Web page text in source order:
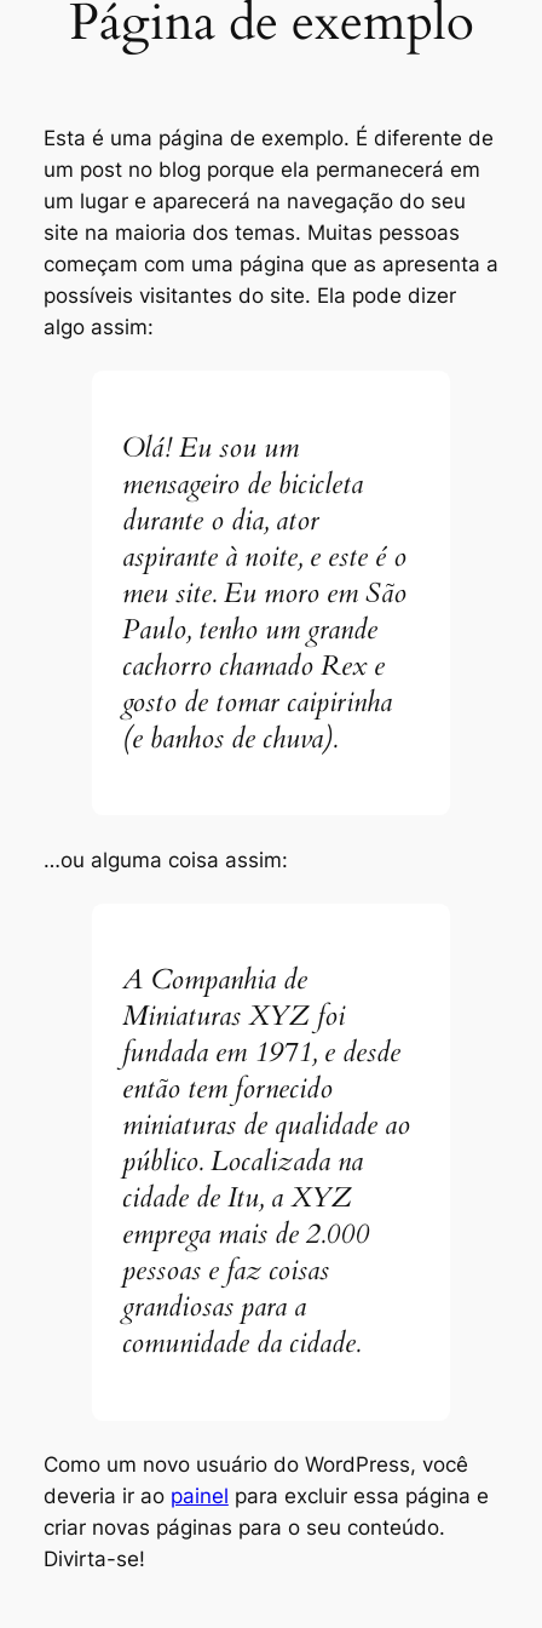
Página de exemplo
Esta é uma página de exemplo. É diferente de
um post no blog porque ela permanecerá em
um lugar e aparecerá na navegação do seu
site na maioria dos temas. Muitas pessoas
começam com uma página que as apresenta a
possíveis visitantes do site. Ela pode dizer
algo assim:
Olá! Eu sou um
mensageiro de bicicleta
durante o dia, ator
aspirante à noite, e este é o
meu site. Eu moro em São
Paulo, tenho um grande
cachorro chamado Rex e
gosto de tomar caipirinha
(e banhos de chuva).
…ou alguma coisa assim:
A Companhia de
Miniaturas XYZ foi
fundada em 1971, e desde
então tem fornecido
miniaturas de qualidade ao
público. Localizada na
cidade de Itu, a XYZ
emprega mais de 2.000
pessoas e faz coisas
grandiosas para a
comunidade da cidade.
Como um novo usuário do WordPress, você
deveria ir ao painel para excluir essa página e
criar novas páginas para o seu conteúdo.
Divirta-se!